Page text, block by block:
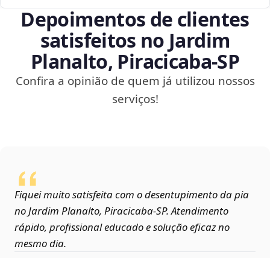
Depoimentos de clientes
satisfeitos no Jardim
Planalto, Piracicaba‑SP
Confira a opinião de quem já utilizou nossos
serviços!
Fiquei muito satisfeita com o desentupimento da pia
no Jardim Planalto, Piracicaba‑SP. Atendimento
rápido, profissional educado e solução eficaz no
mesmo dia.